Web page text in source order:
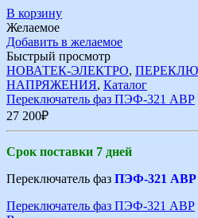
В корзину
Желаемое
Добавить в желаемое
Быстрый просмотр
НОВАТЕК-ЭЛЕКТРО,
НАПРЯЖЕНИЯ, Каталог
Переключатель фаз ПЭФ-321 АВР
27 200₽
Срок поставки 7 дней
Переключатель фаз ПЭФ-321 АВР
Переключатель фаз ПЭФ-321 АВР